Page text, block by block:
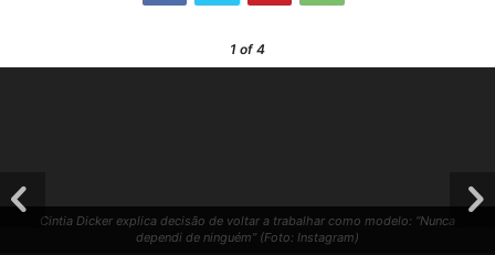
1 of 4
Cintia Dicker explica decisão de voltar a trabalhar como modelo: “Nunca
dependi de ninguém” (Foto: Instagram)